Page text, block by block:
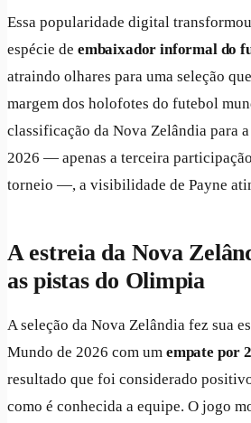
Essa popularidade digital
espécie de embaixador informal do
atraindo olhares para uma seleção
margem dos holofotes do futebol
classificação da Nova Zelândia para
2026 — apenas a terceira
torneio —, a visibilidade de Payne
A estreia da Nova
as pistas do Olimpia
A seleção da Nova Zelândia fez sua
Mundo de 2026 com um empate por
resultado que foi considerado
como é conhecida a equipe. O jogo